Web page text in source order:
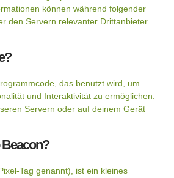
können während folgender
den Servern relevanter Drittanbieter
das benutzt wird, um
und Interaktivität zu ermöglichen.
Servern oder auf deinem Gerät
Beacon?
Tag genannt), ist ein kleines